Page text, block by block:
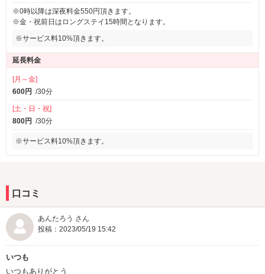
※0時以降は深夜料金550円頂きます。
※金・祝前日はロングステイ15時間となります。
※サービス料10%頂きます。
延長料金
[月～金]
600円 /30分
[土・日・祝]
800円 /30分
※サービス料10%頂きます。
口コミ
あんたろう さん
投稿：2023/05/19 15:42
いつも
いつもありがとう